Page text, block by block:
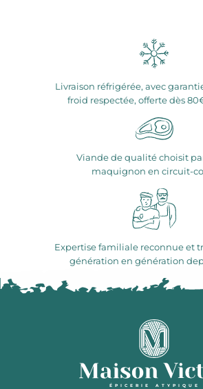
Livraison réfrigérée, avec
froid respectée, offerte dès
Viande de qualité choisit
maquignon en circuit-
Expertise familiale reconnue et
génération en génération
ÉPICERIE ATYPIQUE